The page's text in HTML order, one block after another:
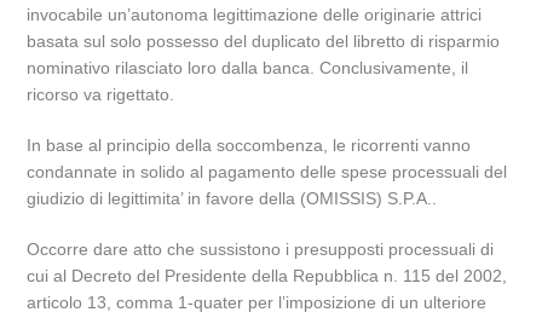
invocabile un’autonoma legittimazione delle originarie attrici
basata sul solo possesso del duplicato del libretto di risparmio
nominativo rilasciato loro dalla banca. Conclusivamente, il
ricorso va rigettato.
In base al principio della soccombenza, le ricorrenti vanno
condannate in solido al pagamento delle spese processuali del
giudizio di legittimita’ in favore della (OMISSIS) S.P.A..
Occorre dare atto che sussistono i presupposti processuali di
cui al Decreto del Presidente della Repubblica n. 115 del 2002,
articolo 13, comma 1-quater per l’imposizione di un ulteriore